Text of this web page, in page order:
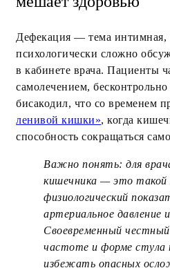
Дефекация — тема
психологически сложно
в кабинете врача. Пациенты
самолечением,
бисакодил, что со временем
ленивой кишки», когда
способность сокращаться
Важно понять: для
кишечника — это
физиологический
артериальное давление
Своевременный честный
частоте и форме стула
избежать опасных